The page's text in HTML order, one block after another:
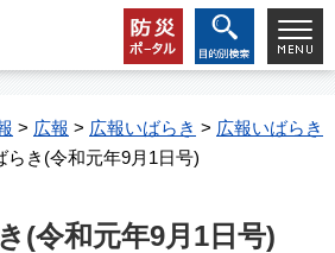
> 広報 > 広報いばらき > 広報いばらき
らき(令和元年9月1日号)
(令和元年9月1日号)